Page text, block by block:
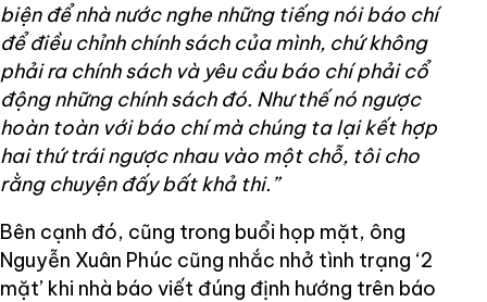
biện để nhà nước nghe những tiếng nói báo chí
để điều chỉnh chính sách của mình, chứ không
phải ra chính sách và yêu cầu báo chí phải cổ
động những chính sách đó. Như thế nó ngược
hoàn toàn với báo chí mà chúng ta lại kết hợp
hai thứ trái ngược nhau vào một chỗ, tôi cho
rằng chuyện đấy bất khả thi.”
Bên cạnh đó, cũng trong buổi họp mặt, ông
Nguyễn Xuân Phúc cũng nhắc nhở tình trạng ‘2
mặt’ khi nhà báo viết đúng định hướng trên báo